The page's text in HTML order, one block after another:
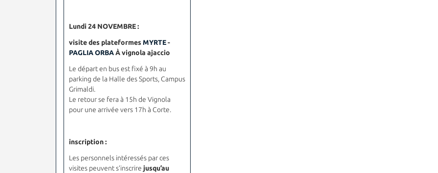
Lundi 24 NOVEMBRE :
visite des plateformes MYRTE-
PAGLIA ORBAÀ vignola ajaccio
Le départ en busest fixé à 9h au
parking de la Halle des Sports, Campus
Grimaldi.
Le retour se fera à 15h de Vignola
pour une arrivée vers 17h à Corte.
inscription :
Les personnels intéressés par ces
visites peuvent s’inscrire jusqu’au